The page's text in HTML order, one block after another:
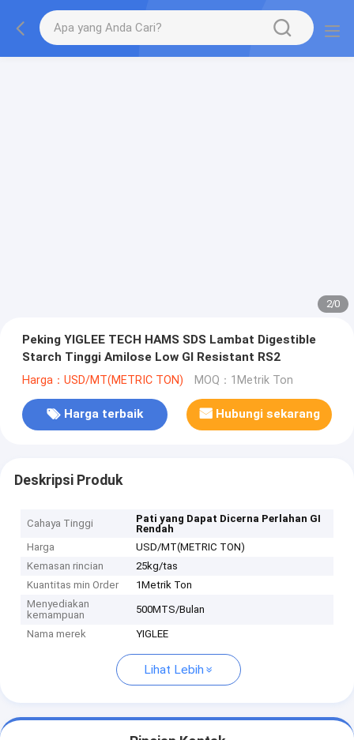
2/0
Peking YIGLEE TECH HAMS SDS Lambat Digestible
Starch Tinggi Amilose Low GI Resistant RS2
Harga：USD/MT(METRIC TON) MOQ：1Metrik Ton
Harga terbaik Hubungi sekarang
Deskripsi Produk
Cahaya Tinggi
Pati yang Dapat Dicerna Perlahan GI
Rendah
Harga
USD/MT(METRIC TON)
Kemasan rincian
25kg/tas
Kuantitas min Order
1Metrik Ton
Menyediakan
kemampuan
500MTS/Bulan
Nama merek YIGLEE
Lihat Lebih